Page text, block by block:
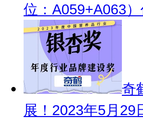
位：A059+A063
奇
展！ 2023年5月29